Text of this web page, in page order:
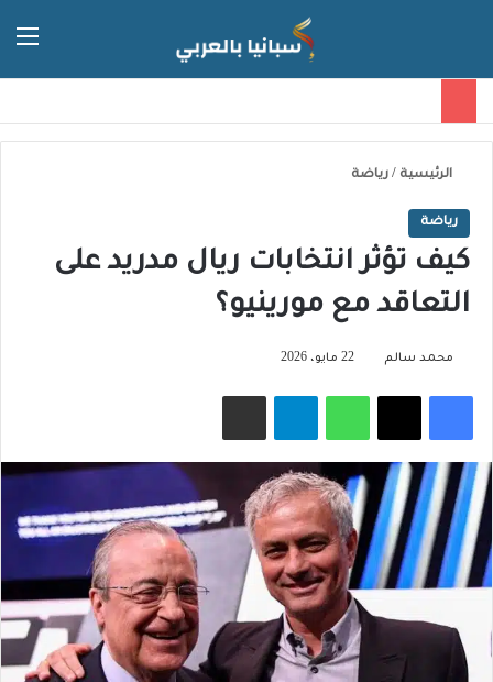
الرئيسية / رياضة
رياضة
كيف تؤثر انتخابات ريال مدريد على
التعاقد مع مورينيو؟
محمد سالم 22 مايو، 2026
فيسبوك‫X واتساب تيلقرام مشاركة عبر البريد